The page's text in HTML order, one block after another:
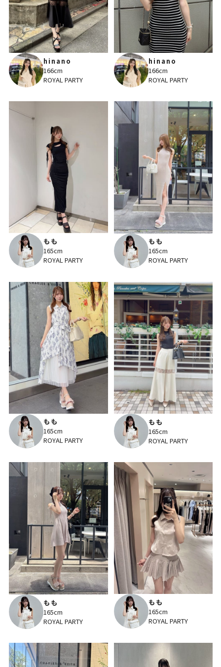
hinano
166cm
ROYAL PARTY
hinano
166cm
ROYAL PARTY
もも
165cm
ROYAL PARTY
もも
165cm
ROYAL PARTY
もも
165cm
ROYAL PARTY
もも
165cm
ROYAL PARTY
もも
165cm
ROYAL PARTY
もも
165cm
ROYAL PARTY